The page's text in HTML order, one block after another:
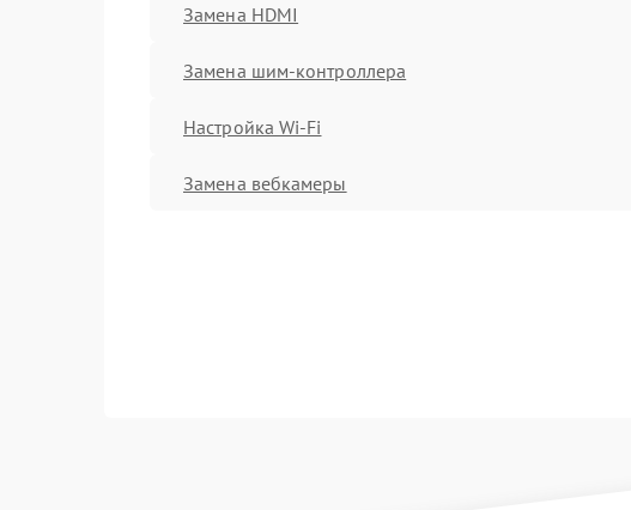
Замена HDMI
Замена шим-контроллера
Настройка Wi-Fi
Замена вебкамеры